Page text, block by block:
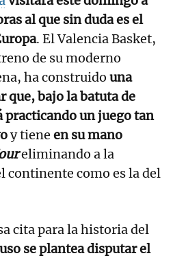
al que sin duda es el
. El Valencia Basket,
de su moderno
ha construido una
que, bajo la batuta de
practicando un juego tan
y tiene en su mano
eliminando a la
continente como es la del
cita para la historia del
se plantea disputar el